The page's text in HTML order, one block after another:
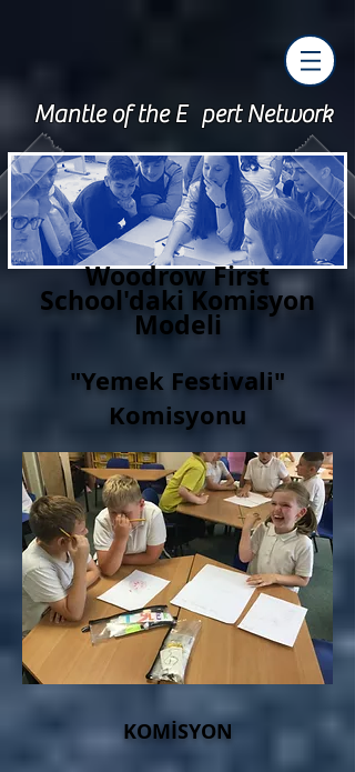
Mantle of the E pert Network
Woodrow First
School'daki Komisyon
Modeli
"Yemek Festivali"
Komisyonu
KOMİSYON